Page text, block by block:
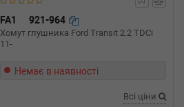
FA1 921-964
Хомут глушника Ford Transit 2.2 TDCi
11-
Немає в наявності
Всі ціни